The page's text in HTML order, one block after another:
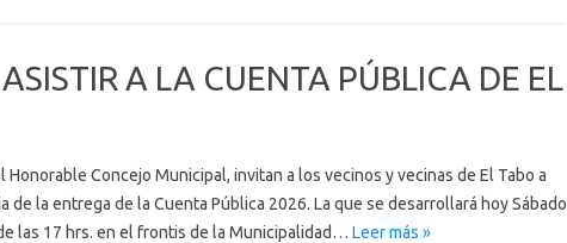
o
k.
o
m
A LA CUENTA PÚBLICA DE EL
Concejo Municipal, invitan a los vecinos y vecinas de El Tabo a
de la entrega de la Cuenta Pública 2026. La que se desarrollará hoy Sábado
las 17 hrs. en el frontis de la Municipalidad… Leer más »